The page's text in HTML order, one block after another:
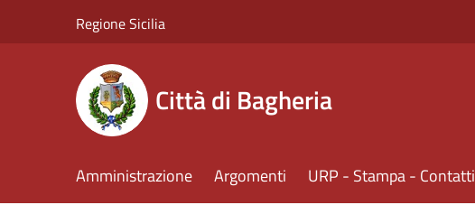
Regione Sicilia
Città di Bagheria
Amministrazione Argomenti URP - Stampa - Contatti